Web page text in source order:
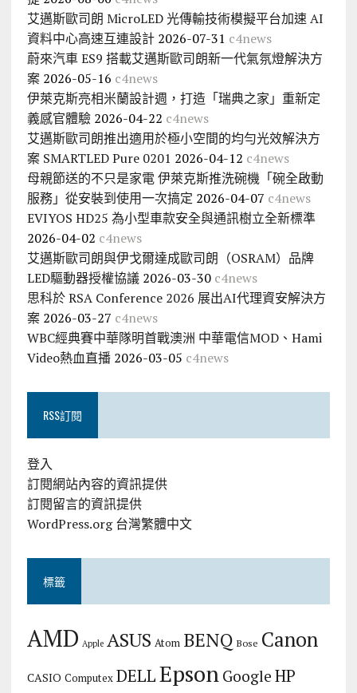
艾邁斯歐司朗 MicroLED 光傳輸技術模擬平台加速 AI
資料中心高速互連設計 2026-07-31 c4news
蔚來汽車 ES9 搭載艾邁斯歐司朗新一代氣氛燈解決方
案 2026-05-16 c4news
伊萊克斯亮相米蘭設計週，打造「瑞典之家」重新定
義感官體驗 2026-04-22 c4news
艾邁斯歐司朗推出適用於極小空間的均勻光效解決方
案 SMARTLED Pure 0201 2026-04-12 c4news
母親節送的不只是家電 伊萊克斯推洗碗機「碗全啟動
服務」從安裝到使用一次搞定 2026-04-07 c4news
EVIYOS HD25 為小型車款安全與通訊樹立全新標準
2026-04-02 c4news
艾邁斯歐司朗與伊戈爾達成歐司朗（OSRAM）品牌
LED驅動器授權協議 2026-03-30 c4news
思科於 RSA Conference 2026 展出AI代理資安解決方
案 2026-03-27 c4news
WBC經典賽中華隊明首戰澳洲 中華電信MOD、Hami
Video熱血直播 2026-03-05 c4news
RSS訂閱
登入
訂閱網站內容的資訊提供
訂閱留言的資訊提供
WordPress.org 台灣繁體中文
標籤
AMD Apple ASUS Atom BENQ Bose Canon
CASIO Computex DELLEpson Google HP